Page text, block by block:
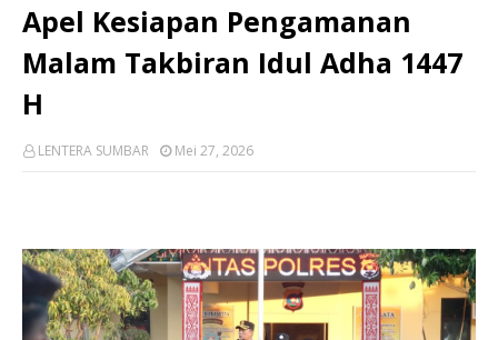
Apel Kesiapan Pengamanan
Malam Takbiran Idul Adha 1447
H
LENTERA SUMBAR Mei 27, 2026